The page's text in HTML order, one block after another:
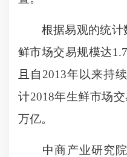
根据易观的统计
鲜市场交易规模达
且自2013年以来持
计2018年生鲜市场
万亿。
中商产业研究